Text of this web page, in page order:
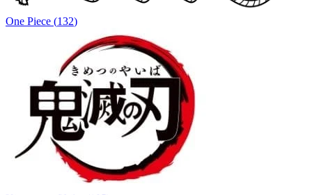
One Piece (132)